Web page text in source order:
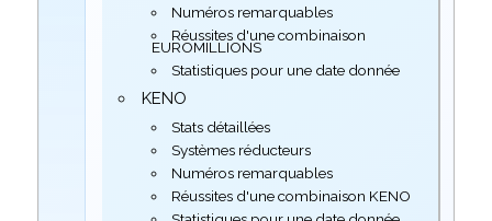
Numéros remarquables
Réussites d'une combinaison
EUROMILLIONS
Statistiques pour une date donnée
KENO
Stats détaillées
Systèmes réducteurs
Numéros remarquables
Réussites d'une combinaison KENO